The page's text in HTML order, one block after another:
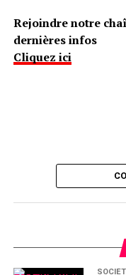
Rejoindre notre
dernières infos
Cliquez ici